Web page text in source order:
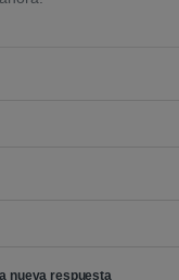
nueva respuesta